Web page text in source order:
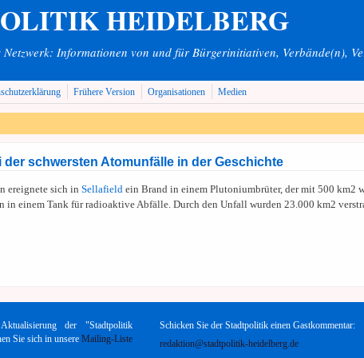
HEIDELBERG
Informationen von und für Bürgerinitiativen, Verbände(n),
Frühere Version Organisationen Medien
der schwersten Atomunfälle in der Geschichte
ereignete sich inSellafield ein Brand in einem Plutoniumbrüter, der mit 500 km2
in einem Tank für radioaktive Abfälle. Durch den Unfall wurden 23.000 km2
der "Stadtpolitik
Sie sich in unsereMailing-Liste
Schicken Sie der Stadtpolitik einen Gastkommentar:
redaktion@stadtpolitik-heidelberg.de